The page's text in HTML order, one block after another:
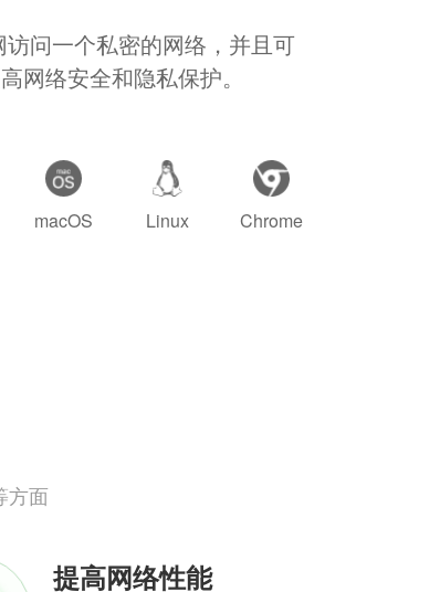
问一个私密的网络，并且可
网络安全和隐私保护。
macOS Linux Chrome
方面
提高网络性能